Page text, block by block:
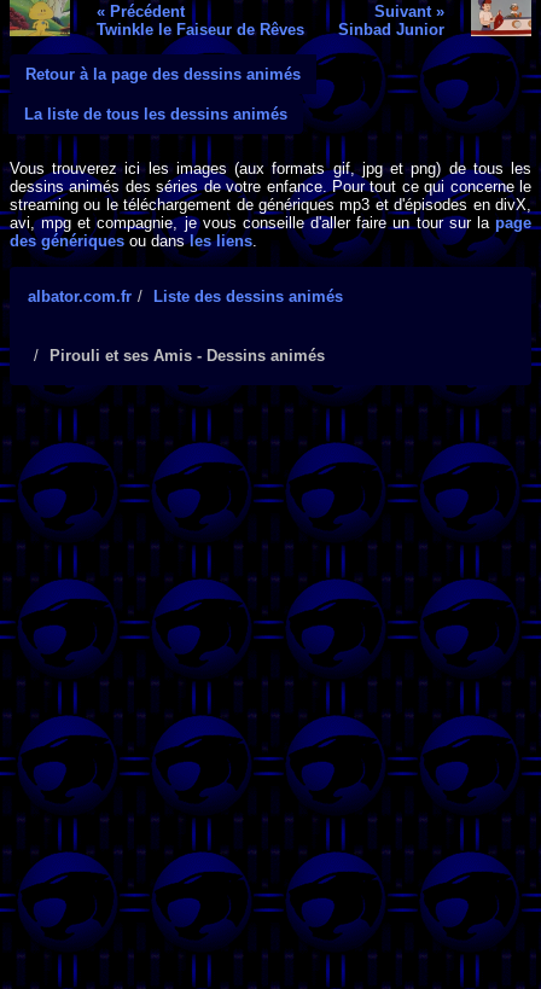
« Précédent
Twinkle le Faiseur de Rêves
Suivant »
Sinbad Junior
Retour à la page des dessins animés
La liste de tous les dessins animés
Vous trouverez ici les images (aux formats gif, jpg et png) de tous les
dessins animés des séries de votre enfance. Pour tout ce qui concerne le
streaming ou le téléchargement de génériques mp3 et d'épisodes en divX,
avi, mpg et compagnie, je vous conseille d'aller faire un tour sur la page
des génériques ou dansles liens.
albator.com.fr Liste des dessins animés
Pirouli et ses Amis - Dessins animés